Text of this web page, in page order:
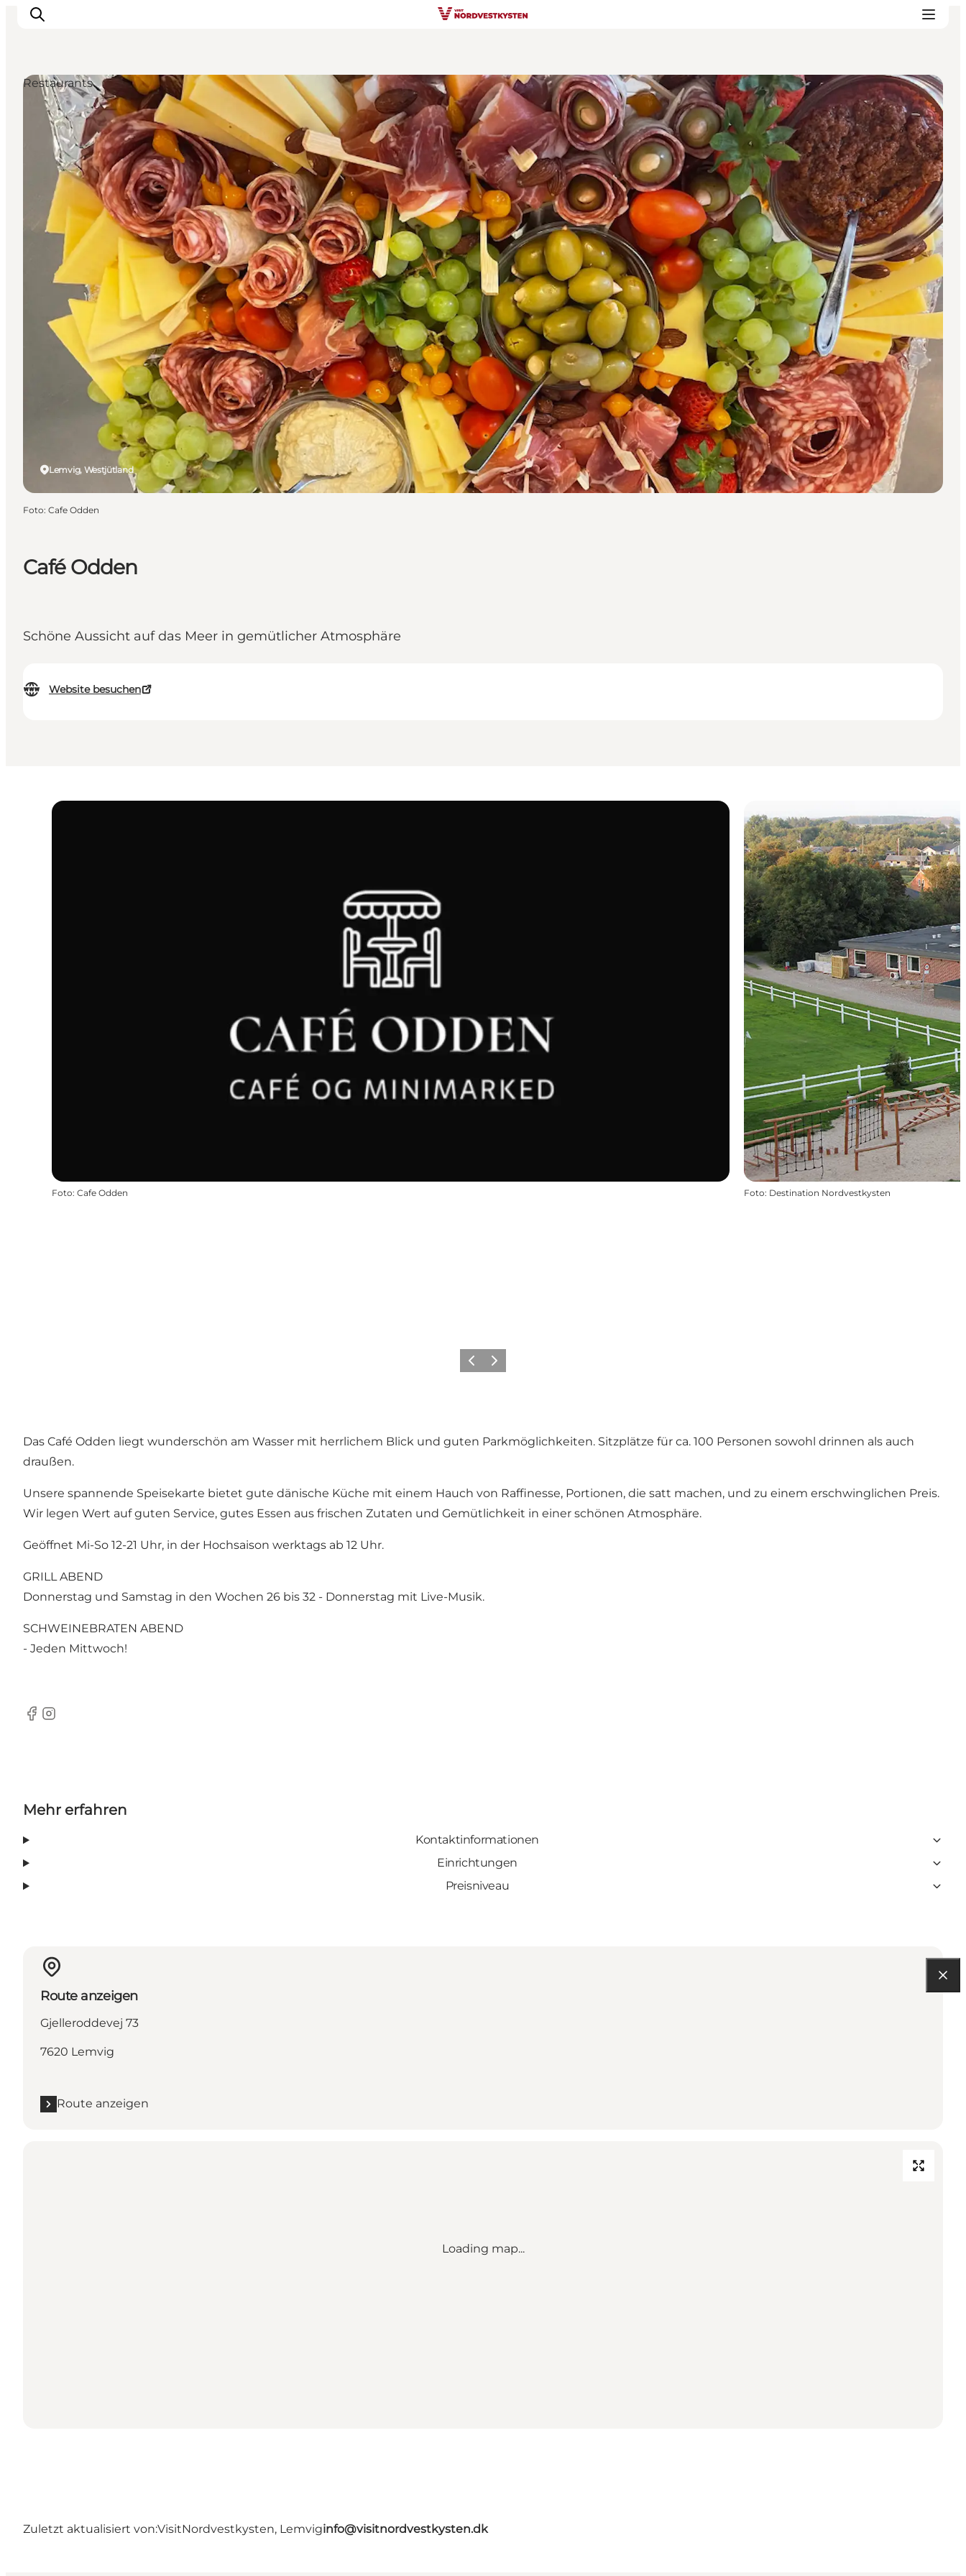
Urlaubsorte
Inspiration
Events
Unterkunft
Mach deine Urlaubsplanung
Café Odden
Schöne Aussicht auf das Meer in gemütlicher Atmosphäre
Website besuchen
Lemvig, Westjütland
Restaurants
Foto: Cafe Odden
Foto: Cafe Odden Foto: Destination Nordvestkysten
ZurückWeiter
Das Café Odden liegt wunderschön am Wasser mit herrlichem Blick und guten Parkmöglichkeiten. Sitzplätze für ca. 100 Personen sowohl drinnen als auch
draußen.
Unsere spannende Speisekarte bietet gute dänische Küche mit einem Hauch von Raffinesse, Portionen, die satt machen, und zu einem erschwinglichen Preis.
Wir legen Wert auf guten Service, gutes Essen aus frischen Zutaten und Gemütlichkeit in einer schönen Atmosphäre.
Geöffnet Mi-So 12-21 Uhr, in der Hochsaison werktags ab 12 Uhr.
GRILL ABEND
Donnerstag und Samstag in den Wochen 26 bis 32 - Donnerstag mit Live-Musik.
SCHWEINEBRATEN ABEND
- Jeden Mittwoch!
Facebook
Instagram
Mehr erfahren
Kontaktinformationen
Einrichtungen
Preisniveau
Route anzeigen
Gjelleroddevej 73
7620 Lemvig
Route anzeigen
Loading map...
Zuletzt aktualisiert von:VisitNordvestkysten, Lemviginfo@visitnordvestkysten.dk